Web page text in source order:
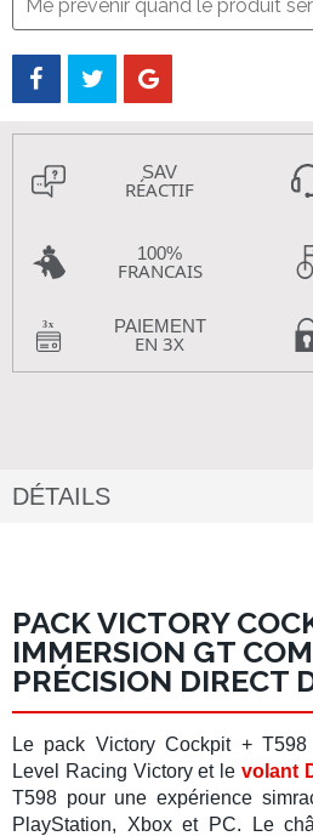
SAV
RÉACTIF
100%
FRANCAIS
PAIEMENT
EN 3X
DÉTAILS
PACK VICTORY
IMMERSION GT
PRÉCISION DIRECT
Le pack Victory Cockpit + T598
Level Racing Victoryet le volant
T598 pour une expérience
PlayStation, Xboxet PC. Le